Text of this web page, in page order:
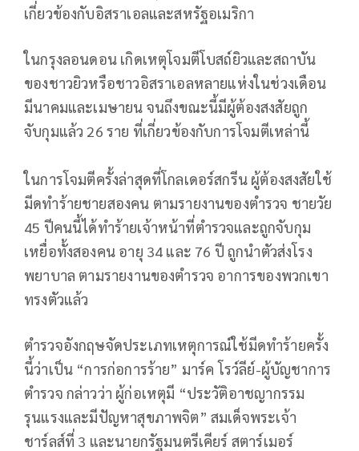
เกี่ยวข้องกับอิสราเอลและสหรัฐอเมริกา
ในกรุงลอนดอน เกิดเหตุโจมตีโบสถ์ยิวและสถาบัน
ของชาวยิวหรือชาวอิสราเอลหลายแห่งในช่วงเดือน
มีนาคมและเมษายน จนถึงขณะนี้มีผู้ต้องสงสัยถูก
จับกุมแล้ว 26 ราย ที่เกี่ยวข้องกับการโจมตีเหล่านี้
ในการโจมตีครั้งล่าสุดที่โกลเดอร์สกรีน ผู้ต้องสงสัยใช้
มีดทำร้ายชายสองคน ตามรายงานของตำรวจ ชายวัย
45 ปีคนนี้ได้ทำร้ายเจ้าหน้าที่ตำรวจและถูกจับกุม
เหยื่อทั้งสองคน อายุ 34 และ 76 ปี ถูกนำตัวส่งโรง
พยาบาล ตามรายงานของตำรวจ อาการของพวกเขา
ทรงตัวแล้ว
ตำรวจอังกฤษจัดประเภทเหตุการณ์ใช้มีดทำร้ายครั้ง
นี้ว่าเป็น “การก่อการร้าย” มาร์ค โรว์ลีย์-ผู้บัญชาการ
ตำรวจ กล่าวว่า ผู้ก่อเหตุมี “ประวัติอาชญากรรม
รุนแรงและมีปัญหาสุขภาพจิต” สมเด็จพระเจ้า
ชาร์ลส์ที่ 3 และนายกรัฐมนตรีเคียร์ สตาร์เมอร์